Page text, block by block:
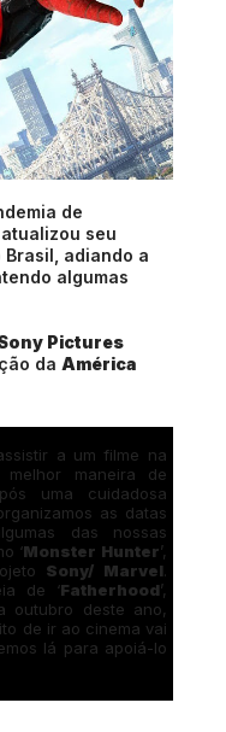
de
atualizou seu
adiando a
algumas
Pictures
da América
a um filme na
maneira de
uma cuidadosa
as datas
das nossas
‘Monster Hunter’,
Sony/ Marvel
de ‘Fatherhood’,
outubro deste ano,
de ir ao cinema vai
lá para apoiá-lo